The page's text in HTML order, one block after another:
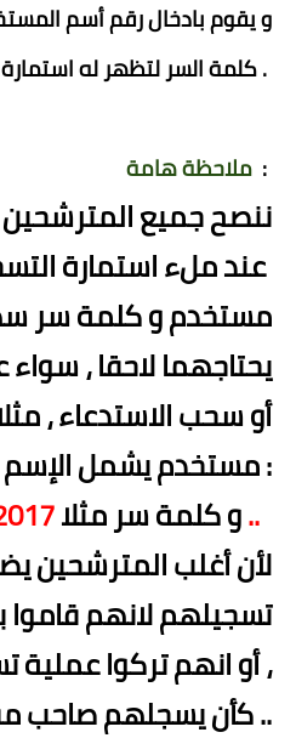
كلمة السر لتظهر له استمارة التسجيل .
:
عند ملء استمارة
مستخدم و كلمة سر
يحتاجهما لاحقا ،
أو سحب الاستدعاء ،
مستخدم يشمل الإسم :
و كلمة سر مثلا2017 ..
تسجيلهم لانهم قاموا
، أو انهم تركوا
كأن يسجلهم صاحب مقهى انترنت مثلا ..